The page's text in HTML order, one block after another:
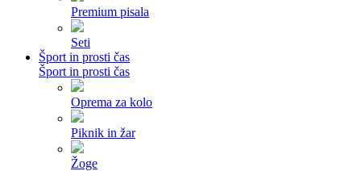
Premium pisala
Seti
Šport in prosti čas
Šport in prosti čas
Oprema za kolo
Piknik in žar
Žoge